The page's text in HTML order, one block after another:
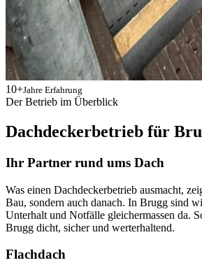
10+Jahre Erfahrung
Der Betrieb im Überblick
Dachdeckerbetrieb für
Ihr Partner rund ums Dach
Was einen Dachdeckerbetrieb ausmacht,
Bau, sondern auch danach. In Brugg sind
Unterhalt und Notfälle gleichermassen da.
Brugg dicht, sicher und werterhaltend.
Flachdach